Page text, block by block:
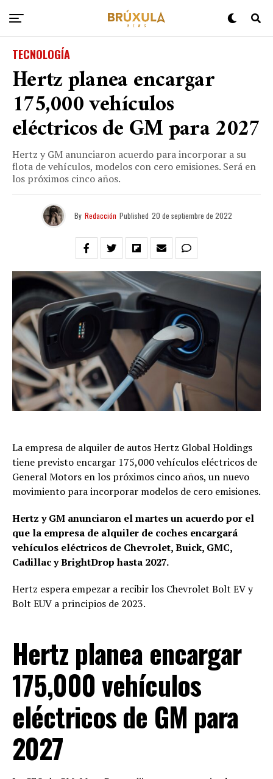
TECNOLOGÍA
Hertz planea encargar
175,000 vehículos
eléctricos de GM para 2027
Hertz y GM anunciaron acuerdo para incorporar a su
flota de vehículos, modelos con cero emisiones. Será en
los próximos cinco años.
By Redacción Published 20 de septiembre de 2022
La empresa de alquiler de autos Hertz Global Holdings
tiene previsto encargar 175,000 vehículos eléctricos de
General Motors en los próximos cinco años, un nuevo
movimiento para incorporar modelos de cero emisiones.
Hertz y GM anunciaron el martes un acuerdo por el
que la empresa de alquiler de coches encargará
vehículos eléctricos de Chevrolet, Buick, GMC,
Cadillac y BrightDrop hasta 2027.
Hertz espera empezar a recibir los Chevrolet Bolt EV y
Bolt EUV a principios de 2023.
Hertz planea encargar
175,000 vehículos
eléctricos de GM para
2027